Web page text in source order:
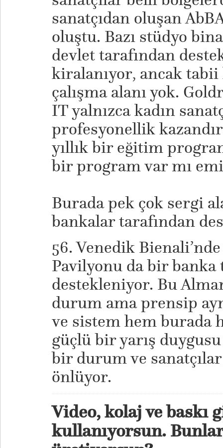
sanatçıdan oluşan
oluştu. Bazı stüdyo
devlet tarafından
kiralanıyor, ancak tabii
çalışma alanı yok.
IT yalnızca kadın
profesyonellik
yıllık bir eğitim
bir program var mı
Burada pek çok sergi
bankalar tarafından
56. Venedik
Pavilyonu da bir banka
destekleniyor. Bu
durum ama prensip
ve sistem hem burada
güçlü bir yarış
bir durum ve sanatçılar
önlüyor.
Video, kolaj ve baskı
kullanıyorsun.